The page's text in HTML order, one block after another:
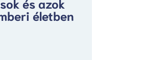
életben